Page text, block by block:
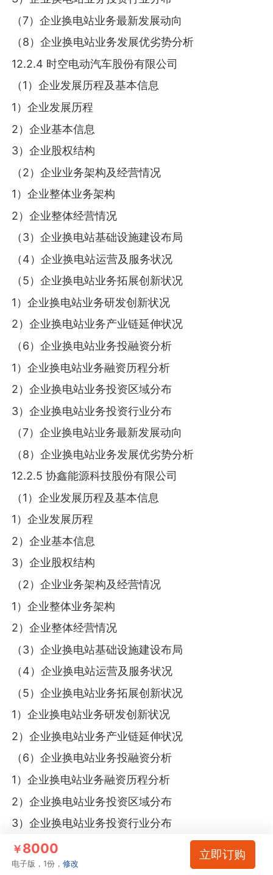
（7）企业换电站业务最新发展动向
（8）企业换电站业务发展优劣势分析
12.2.4 时空电动汽车股份有限公司
（1）企业发展历程及基本信息
1）企业发展历程
2）企业基本信息
3）企业股权结构
（2）企业业务架构及经营情况
1）企业整体业务架构
2）企业整体经营情况
（3）企业换电站基础设施建设布局
（4）企业换电站运营及服务状况
（5）企业换电站业务拓展创新状况
1）企业换电站业务研发创新状况
2）企业换电站业务产业链延伸状况
（6）企业换电站业务投融资分析
1）企业换电站业务融资历程分析
2）企业换电站业务投资区域分布
3）企业换电站业务投资行业分布
（7）企业换电站业务最新发展动向
（8）企业换电站业务发展优劣势分析
12.2.5 协鑫能源科技股份有限公司
（1）企业发展历程及基本信息
1）企业发展历程
2）企业基本信息
3）企业股权结构
（2）企业业务架构及经营情况
1）企业整体业务架构
2）企业整体经营情况
（3）企业换电站基础设施建设布局
（4）企业换电站运营及服务状况
（5）企业换电站业务拓展创新状况
1）企业换电站业务研发创新状况
2）企业换电站业务产业链延伸状况
（6）企业换电站业务投融资分析
1）企业换电站业务融资历程分析
2）企业换电站业务投资区域分布
3）企业换电站业务投资行业分布
（7）企业换电站业务最新发展动向
（8）企业换电站业务发展优劣势分析
￥8000
电子版，1份，修改
立即订购